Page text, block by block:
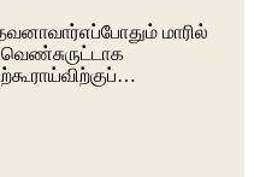
மாரில்